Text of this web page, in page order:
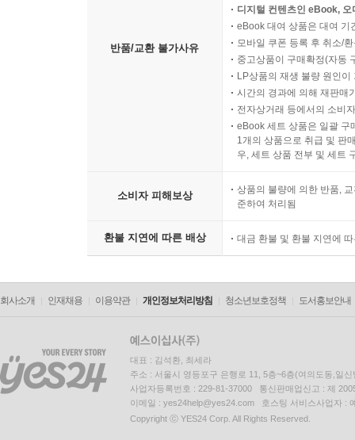
하얀 눈꽃 만발한 암자의 풍경은 순백의 진리다 202
대자연의 품, 무언(無言)의 가르침 203
무엇이 물듦이고 무엇이 물들지 않음인가 204
암자 앞 자목련의 고운 자태가 주는 하심 211
빛을 쫓는 망념(妄念)과 그 뒤에 숨은 인과(因果)
가짜 빛에 취해 길을 잃은 나그네 214
허상을 걷어낸 자리에 피어나는 존재의 향기 216
지혜로운 자신으로 바로 서기 위한 마음의 기록 218
삶의 본질을 마주하다 221
깨어 있는 마음 222
하지 말아야할 일 한가지 224
아름다운 인생의 동반자 226
무심(無心)한 풍경 속에 숨겨진 지극한 응원 227
미미(微微)한 존재가 들려주는 거대한 설법 228
반품/교환 불가사유
디지털 컨텐츠인 eBook,
eBook 대여 상품은 대여 기
모바일 쿠폰 등록 후 취소/
중고상품이 구매확정(자동
LP상품의 재생 불량 원인
시간의 경과에 의해 재판매
전자상거래 등에서의 소비
eBook 세트 상품은 일괄 구
1개의 상품으로 취급 및 판
우, 세트 상품 전부 및 세트
소비자 피해보상
상품의 불량에 의한 반품,
준하여 처리됨
환불 지연에 따른 배상 대금 환불 및 환불 지연에
회사소개 인재채용 이용약관 개인정보처리방침 청소년보호정책 도서홍보안내
대표 : 김석환, 최세라
주소 : 서울시 영등포구 은행로 11, 5층~6층(여의도동,일신
사업자등록번호 : 229-81-37000 통신판매업신고 : 제
이메일 : yes24help@yes24.com 호스팅 서비스사업자 :
Copyright ⓒ YES24 Corp. All Rights Reserved.